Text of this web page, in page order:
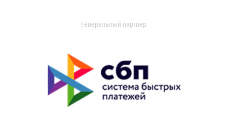
Генеральный партнер